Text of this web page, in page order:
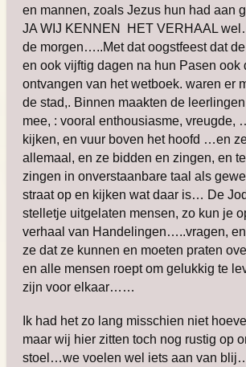
en mannen, zoals Jezus hun had aan
JA WIJ KENNEN HET VERHAAL
de morgen…..Met dat oogstfeest dat
en ook vijftig dagen na hun Pasen ook
ontvangen van het wetboek. waren er
de stad,. Binnen maakten de
mee, : vooral enthousiasme, vreugde,
kijken, en vuur boven het hoofd …en
allemaal, en ze bidden en zingen, en
zingen in onverstaanbare taal als
straat op en kijken wat daar is… De
stelletje uitgelaten mensen, zo kun je
verhaal van Handelingen…..vragen,
ze dat ze kunnen en moeten praten
en alle mensen roept om gelukkig te
zijn voor elkaar……
Ik had het zo lang misschien niet
maar wij hier zitten toch nog rustig op
stoel…we voelen wel iets aan van